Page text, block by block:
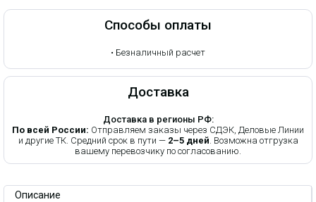
Способы оплаты
• Безналичный расчет
Доставка
Доставка в регионы РФ:
По всей России: Отправляем заказы через СДЭК, Деловые Линии
и другие ТК. Средний срок в пути — 2–5 дней. Возможна отгрузка
вашему перевозчику по согласованию.
Описание